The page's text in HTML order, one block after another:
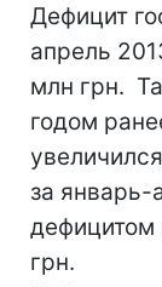
Дефицит
апрель
млн грн.
годом
за январь-
грн.